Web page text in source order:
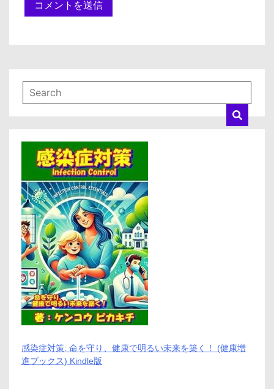
感染症対策: 命を守り、健康で明るい未来を築く！ (健康増
進ブックス) Kindle版